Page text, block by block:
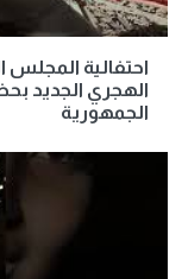
احتفالية المجلس
الهجري الجديد
الجمهورية